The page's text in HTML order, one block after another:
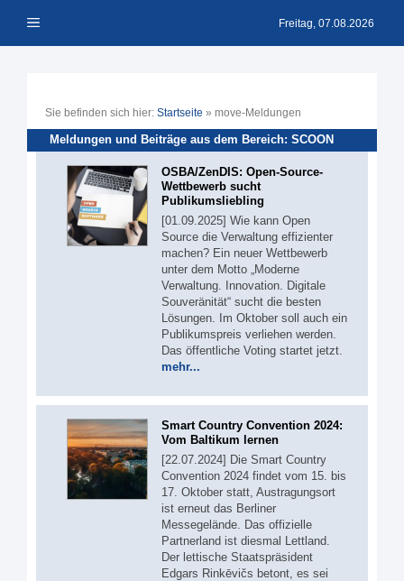
Inhalt Menü Freitag, 07.08.2026
Sie befinden sich hier: Startseite » move-Meldungen
Meldungen und Beiträge aus dem Bereich: SCOON
OSBA/ZenDIS: Open-Source-
Wettbewerb sucht
Publikumsliebling
[01.09.2025] Wie kann Open
Source die Verwaltung effizienter
machen? Ein neuer Wettbewerb
unter dem Motto „Moderne
Verwaltung. Innovation. Digitale
Souveränität“ sucht die besten
Lösungen. Im Oktober soll auch ein
Publikumspreis verliehen werden.
Das öffentliche Voting startet jetzt.
mehr...
Smart Country Convention 2024:
Vom Baltikum lernen
[22.07.2024] Die Smart Country
Convention 2024 findet vom 15. bis
17. Oktober statt, Austragungsort
ist erneut das Berliner
Messegelände. Das offizielle
Partnerland ist diesmal Lettland.
Der lettische Staatspräsident
Edgars Rinkēvičs betont, es sei